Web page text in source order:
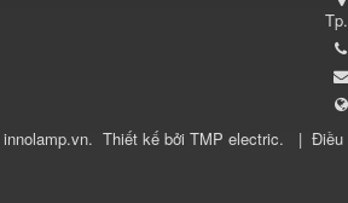
innolamp.vn. Thiết kế bởi TMP electric. | Điều